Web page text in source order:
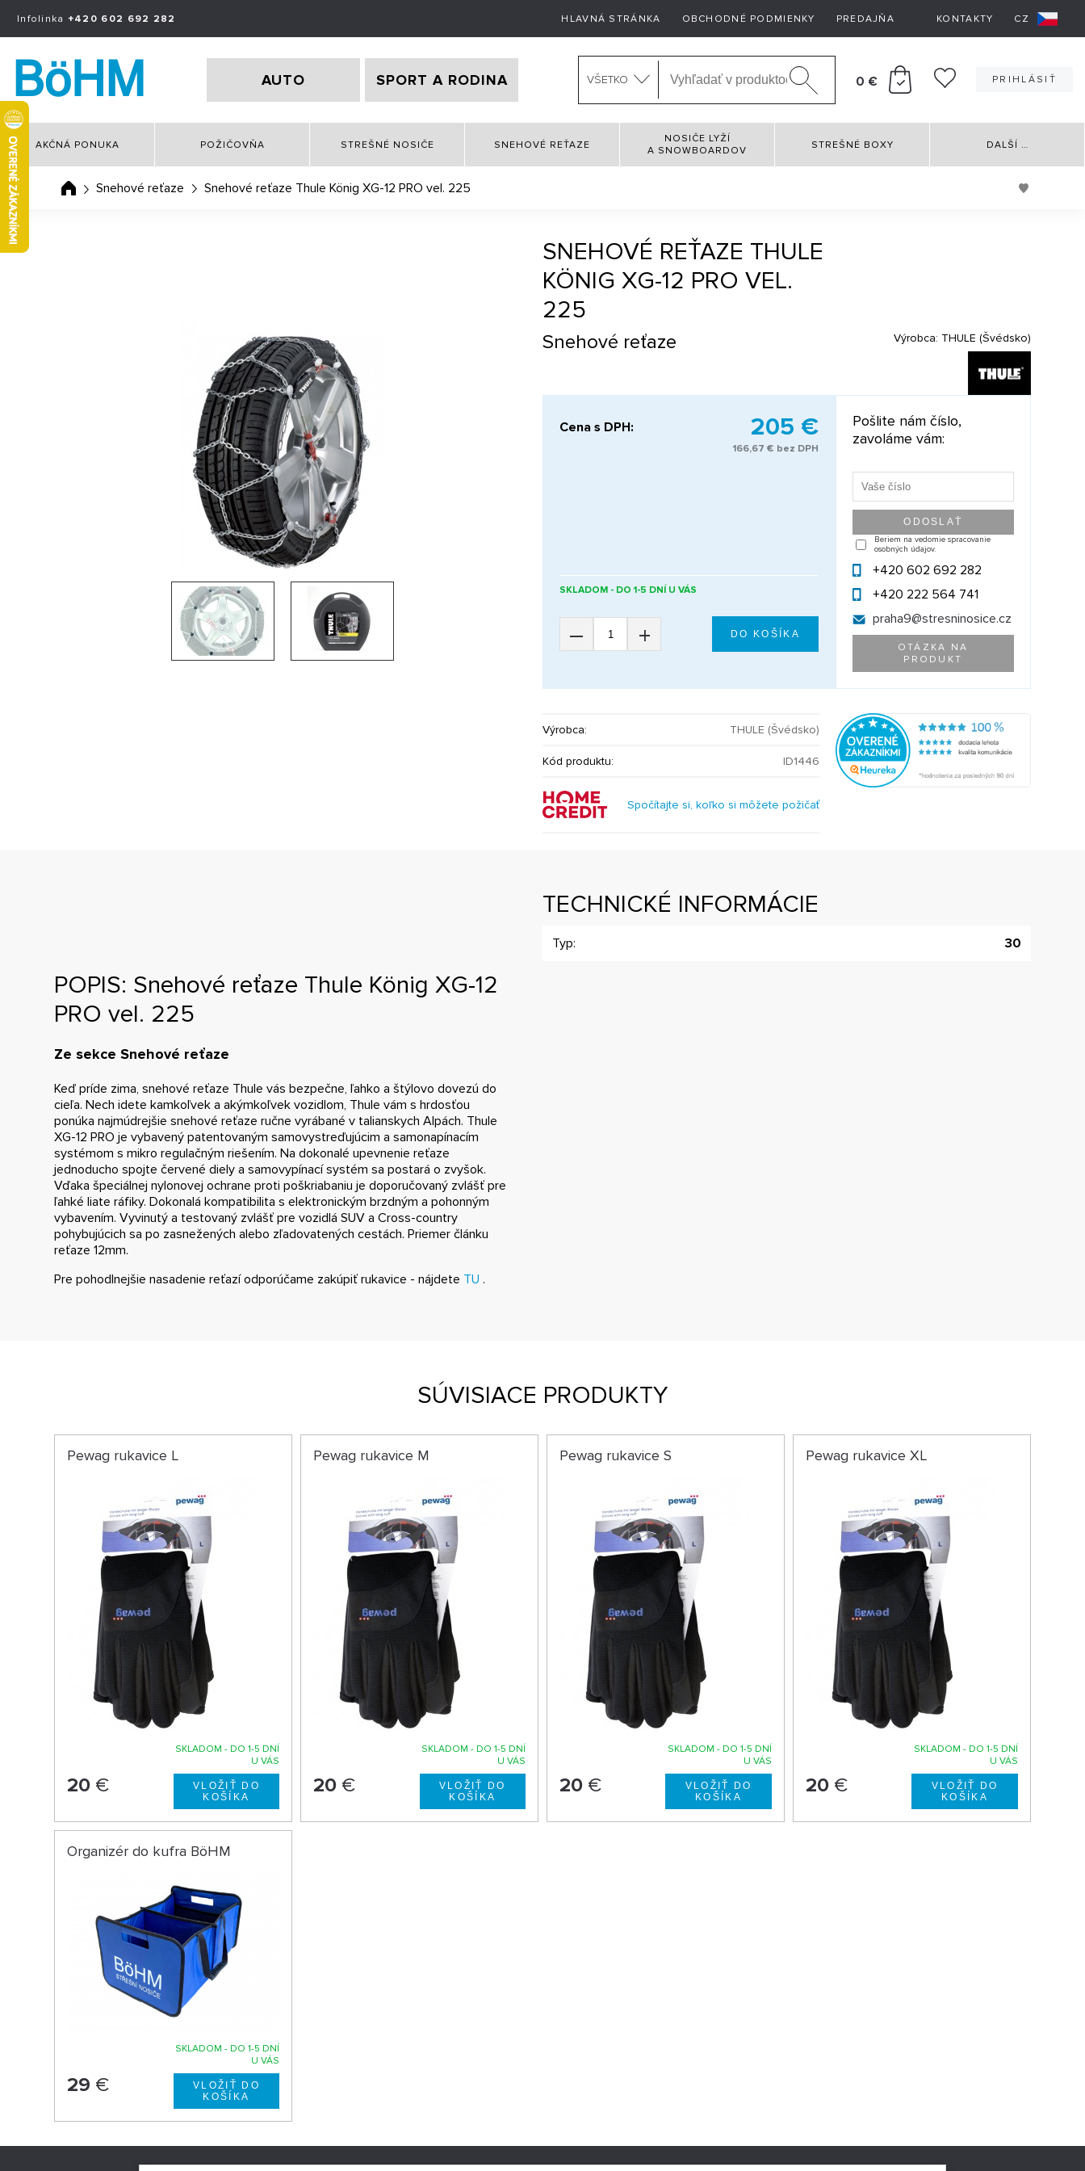
Infolinka +420 602 692 282 HLAVNÁ STRÁNKA OBCHODNÉ PODMIENKY PREDAJŇA KONTAKTY CZ
AUTO SPORT A RODINA VŠETKO 0 € PRIHLÁSIŤ
AKČNÁ PONUKA POŽIČOVŇA STREŠNÉ NOSIČE SNEHOVÉ REŤAZE
NOSIČE LYŽÍ
A SNOWBOARDOV
STREŠNÉ BOXY DALŠÍ …
Snehové reťaze Snehové reťaze Thule König XG-12 PRO vel. 225
SNEHOVÉ REŤAZE THULE
KÖNIG XG-12 PRO VEL.
225
Snehové reťaze Výrobca: THULE (Švédsko)
Cena s DPH: 205 €
166,67 € bez DPH
SKLADOM - DO 1-5 DNÍ U VÁS
– +
Pošlite nám číslo,
zavoláme vám:
Beriem na vedomie spracovanie
osobných údajov.
+420 602 692 282
+420 222 564 741
praha9@stresninosice.cz
OTÁZKA NA
PRODUKT
Výrobca: THULE (Švédsko)
Kód produktu: ID1446
Spočítajte si, koľko si môžete požičať
POPIS: Snehové reťaze Thule König XG-12
PRO vel. 225
Ze sekce Snehové reťaze
Keď príde zima, snehové reťaze Thule vás bezpečne, ľahko a štýlovo dovezú do
cieľa. Nech idete kamkoľvek a akýmkoľvek vozidlom, Thule vám s hrdosťou
ponúka najmúdrejšie snehové reťaze ručne vyrábané v talianskych Alpách. Thule
XG-12 PRO je vybavený patentovaným samovystreďujúcim a samonapínacím
systémom s mikro regulačným riešením. Na dokonalé upevnenie reťaze
jednoducho spojte červené diely a samovypínací systém sa postará o zvyšok.
Vďaka špeciálnej nylonovej ochrane proti poškriabaniu je doporučovaný zvlášť pre
ľahké liate ráfiky. Dokonalá kompatibilita s elektronickým brzdným a pohonným
vybavením. Vyvinutý a testovaný zvlášť pre vozidlá SUV a Cross-country
pohybujúcich sa po zasnežených alebo zľadovatených cestách. Priemer článku
reťaze 12mm.
Pre pohodlnejšie nasadenie reťazí odporúčame zakúpiť rukavice - nájdete TU .
TECHNICKÉ INFORMÁCIE
Typ: 30
SÚVISIACE PRODUKTY
Pewag rukavice L
SKLADOM - DO 1-5 DNÍ
U VÁS
20 €
Pewag rukavice M
SKLADOM - DO 1-5 DNÍ
U VÁS
20 €
Pewag rukavice S
SKLADOM - DO 1-5 DNÍ
U VÁS
20€
Pewag rukavice XL
SKLADOM - DO 1-5 DNÍ
U VÁS
20€
Organizér do kufra BöHM
SKLADOM - DO 1-5 DNÍ
U VÁS
29 €